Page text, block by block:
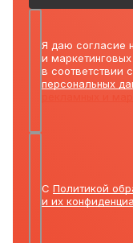
Я даю согласие
и
в соответствии с
персональных
С Политикой
и их